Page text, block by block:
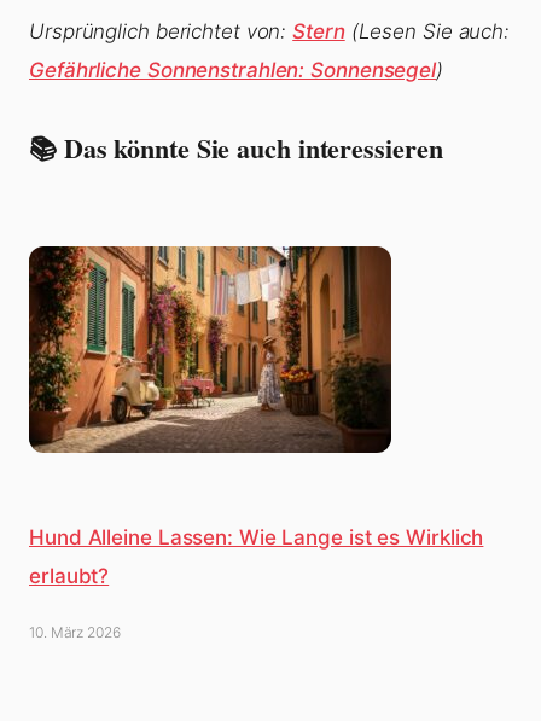
Ursprünglich berichtet von:Stern (Lesen Sie auch:
Gefährliche Sonnenstrahlen: Sonnensegel)
📚 Das könnte Sie auch interessieren
Hund Alleine Lassen: Wie Lange ist es Wirklich
erlaubt?
10. März 2026